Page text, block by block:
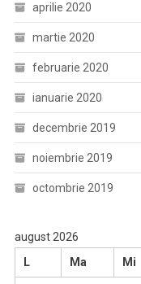
aprilie 2020
martie 2020
februarie 2020
ianuarie 2020
decembrie 2019
noiembrie 2019
octombrie 2019
august 2026
L
Ma Mi